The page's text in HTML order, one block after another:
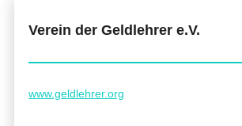
Verein der Geldlehrer e.V.
www.geldlehrer.org